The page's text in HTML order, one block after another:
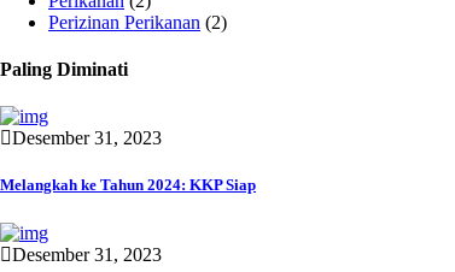
Perizinan Perikanan (2)
Paling Diminati
Desember 31, 2023
Melangkah ke Tahun 2024: KKP Siap
Desember 31, 2023